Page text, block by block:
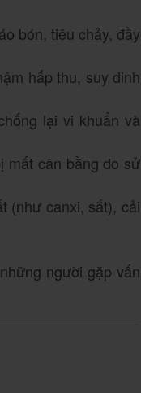
bón, tiêu chảy, đầy
hấp thu, suy dinh
lại vi khuẩn và
mất cân bằng do sử
(như canxi, sắt), cải
người gặp vấn